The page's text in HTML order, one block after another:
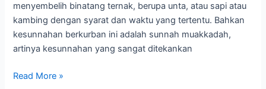
menyembelih binatang ternak, berupa unta, atau sapi atau
kambing dengan syarat dan waktu yang tertentu. Bahkan
kesunnahan berkurban ini adalah sunnah muakkadah,
artinya kesunnahan yang sangat ditekankan
Read More »